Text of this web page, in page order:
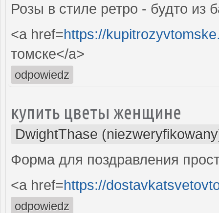
Розы в стиле ретро - будто из
<a href=https://
томске</a>
odpowiedz
купить цветы женщине
DwightThase
Форма для поздравления
<a href=https://
odpowiedz